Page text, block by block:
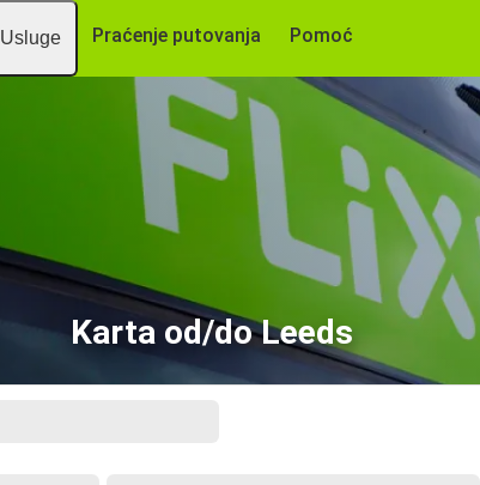
Usluge Praćenje putovanja Pomoć
Karta od/do Leeds